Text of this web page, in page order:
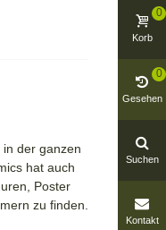
in der ganzen
hat auch
Poster
zu finden.
Korb
0
Gesehen
0
Suchen
Kontakt